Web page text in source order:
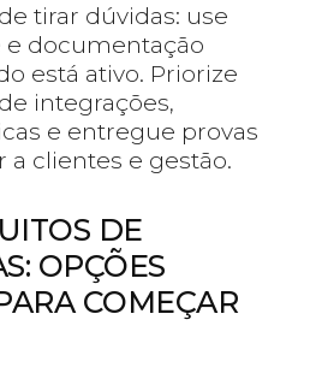
de tirar dúvidas: use
e documentação
está ativo. Priorize
integrações,
e entregue provas
a clientes e gestão.
DE
OPÇÕES
COMEÇAR